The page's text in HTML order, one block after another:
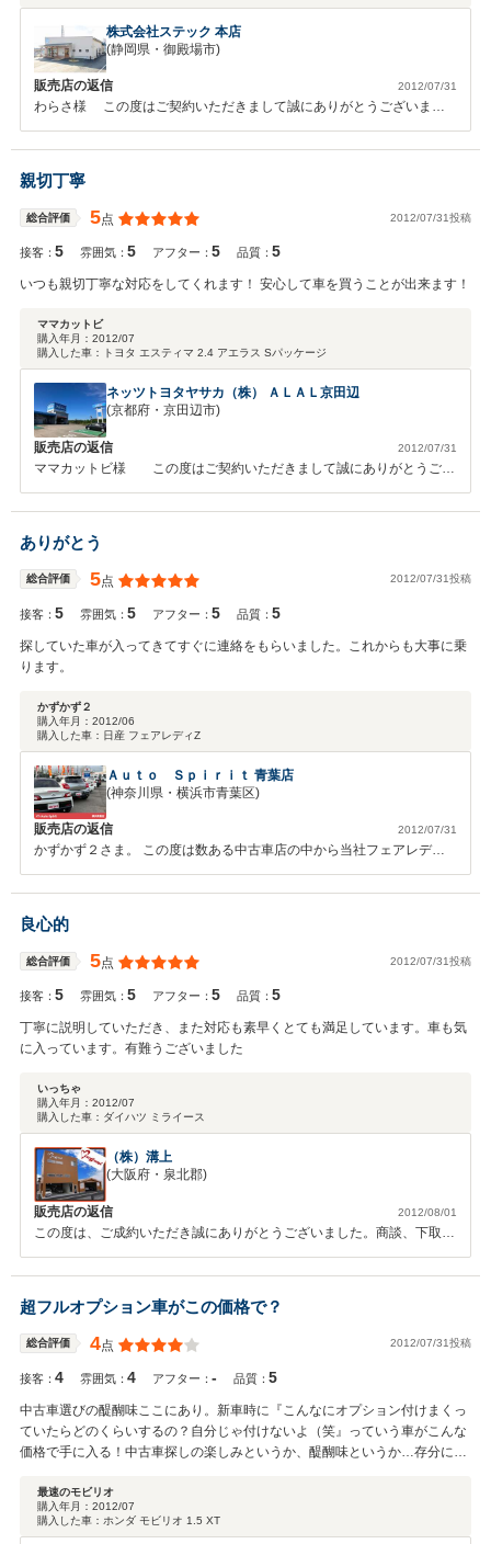
株式会社ステック 本店
(静岡県・御殿場市)
販売店の返信 2012/07/31
わらさ様 この度はご契約いただきまして誠にありがとうございまし
た。 今回はこのような高い評価をいただきまして、社員一同心から感
謝しております。 何かお困りの際はぜひお気軽にお立ち寄りくださ
い。 今後とも、どうぞ宜しくお願い致します。
親切丁寧
総合評価 5点 2012/07/31投稿
接客：5 雰囲気：5 アフター：5 品質：5
いつも親切丁寧な対応をしてくれます！ 安心して車を買うことが出来ます！
ママカットビ
購入年月： 2012/07
購入した車：
トヨタ エスティマ 2.4 アエラス Sパッケージ
ネッツトヨタヤサカ（株） ＡＬＡＬ京田辺
(京都府・京田辺市)
販売店の返信 2012/07/31
ママカットビ様 この度はご契約いただきまして誠にありがとうござ
から感謝しております。（＾＾） 何かお困りの際はぜひお気軽にお立
田辺店一同
ありがとう
総合評価 5点 2012/07/31投稿
接客：5 雰囲気：5 アフター：5 品質：5
探していた車が入ってきてすぐに連絡をもらいました。これからも大事に乗
ります。
かずかず２
購入年月： 2012/06
購入した車： 日産 フェアレディZ
Ａｕｔｏ Ｓｐｉｒｉｔ 青葉店
(神奈川県・横浜市青葉区)
販売店の返信 2012/07/31
かずかず２さま。 この度は数ある中古車店の中から当社フェアレディZ
をご成約頂き、誠に有難うございました。 またこのような有り難い高
評価・コメント入力頂きとても感謝致します。 納車後1ヶ月経過します
が、お車の調子は如何でしょうか？ 当社では、ユーザー様から直接お
譲り頂いたお車のみを販売しております。 なかなかフェアレディＺを
お譲り頂く機会が無かったのですが、ようやくありましたのですぐにご
連絡をさせて頂き、ご契約して頂きましたね。 納車させていただいて
から半年以内のご来店（青葉店）で、ガラスコーティング・ボディコー
内清掃をさせていただいております。 是非お出かけ前にお立ち寄り下
さい。 またかずかず２様にお会いできるのを楽しみにしております。
良心的
総合評価 5点 2012/07/31投稿
接客：5 雰囲気：5 アフター：5 品質：5
丁寧に説明していただき、また対応も素早くとても満足しています。車も気
に入っています。有難うございました
いっちゃ
購入年月： 2012/07
購入した車： ダイハツ ミライース
（株）溝上
(大阪府・泉北郡)
販売店の返信 2012/08/01
この度は、ご成約いただき誠にありがとうございました。商談、下取り
ために、何かあればご対応していきますので、今後ともよろしくお願い
いたします。
超フルオプション車がこの価格で？
総合評価 4点 2012/07/31投稿
接客：4 雰囲気：4 アフター：- 品質：5
中古車選びの醍醐味ここにあり。新車時に『こんなにオプション付けまくっ
ていたらどのくらいするの？自分じゃ付けないよ（笑』っていう車がこんな
価格で手に入る！中古車探しの楽しみというか、醍醐味というか…存分に味
もらえないように大変良い買い物だったと思います。車両保険も見直したん
ですが最低にしても「購入価格」に設定できないほど…（笑）。全損しちゃ
ったら、保険でこの店で２台買えちゃいます！そのくらいお得でした。アフ
最速のモビリオ
購入年月： 2012/07
購入した車： ホンダ モビリオ 1.5 XT